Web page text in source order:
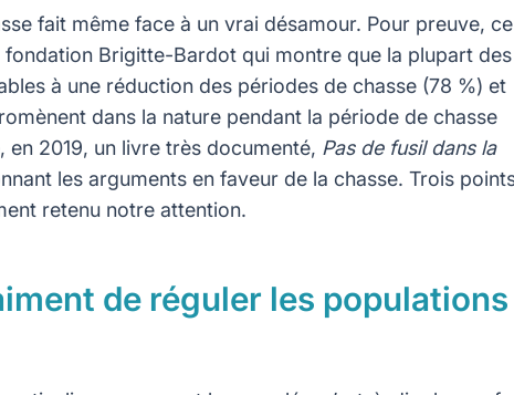
fait même face à un vrai désamour. Pour preuve, ce
fondation Brigitte-Bardot qui montre que la plupart des
à une réduction des périodes de chasse (78 %) et
dans la nature pendant la période de chasse
en 2019, un livre très documenté, Pas de fusil dans la
les arguments en faveur de la chasse. Trois
retenu notre attention.
de réguler les populations